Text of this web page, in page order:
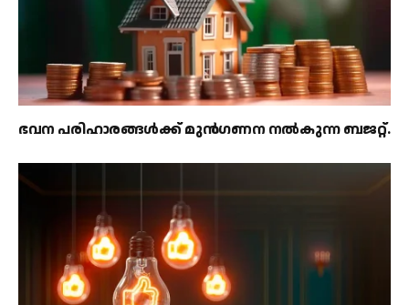
ഭവന പരിഹാരങ്ങൾക്ക് മുൻഗണന നൽകുന്ന ബജറ്റ്.